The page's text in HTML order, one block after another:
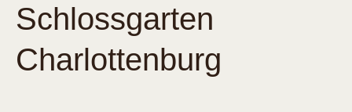
Schlossgarten
Charlottenburg